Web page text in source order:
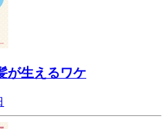
が生えるワケ